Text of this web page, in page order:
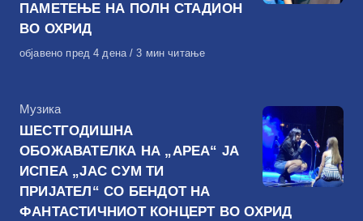
ПАМЕТЕЊЕ НА ПОЛН СТАДИОН
ВО ОХРИД
Објавено
објавено пред 4 дена 3 мин читање
КАтегорија
Музика
ШЕСТГОДИШНА
ОБОЖАВАТЕЛКА НА „АРЕА“ ЈА
ИСПЕА „ЈАС СУМ ТИ
ПРИЈАТЕЛ“ СО БЕНДОТ НА
ФАНТАСТИЧНИОТ КОНЦЕРТ ВО ОХРИД